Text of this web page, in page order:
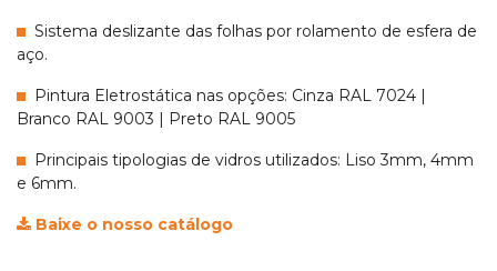
Sistema deslizante das folhas por rolamento de esfera de
aço.
Pintura Eletrostática nas opções: Cinza RAL 7024 |
Branco RAL 9003 | Preto RAL 9005
Principais tipologias de vidros utilizados: Liso 3mm, 4mm
e 6mm.
Baixe o nosso catálogo